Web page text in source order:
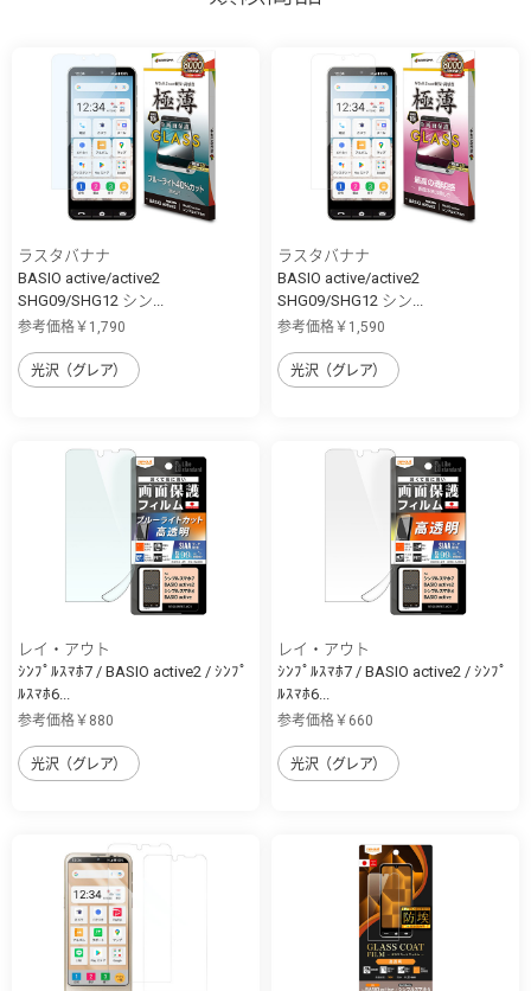
ラスタバナナ
BASIO active/active2
SHG09/SHG12 シン...
参考価格￥1,790
光沢（グレア）
ラスタバナナ
BASIO active/active2
SHG09/SHG12 シン...
参考価格￥1,590
光沢（グレア）
レイ・アウト
ｼﾝﾌﾟﾙｽﾏﾎ7 / BASIO active2 / ｼﾝﾌﾟ
ﾙｽﾏﾎ6...
参考価格￥880
光沢（グレア）
レイ・アウト
ｼﾝﾌﾟﾙｽﾏﾎ7 / BASIO active2 / ｼﾝﾌﾟ
ﾙｽﾏﾎ6...
参考価格￥660
光沢（グレア）